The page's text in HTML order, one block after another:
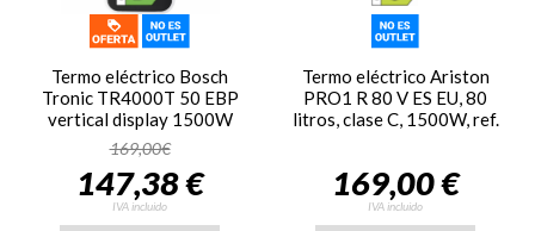
Termo eléctrico Bosch
Tronic TR4000T 50 EBP
vertical display 1500W
termostato clase B ref:
7736505973 blanco
169,00€
147,38 €
IVA incluido
Termo eléctrico Ariston
PRO1 R 80 V ES EU, 80
litros, clase C, 1500W, ref.
169,00 €
IVA incluido